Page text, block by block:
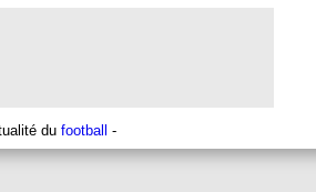
du football -